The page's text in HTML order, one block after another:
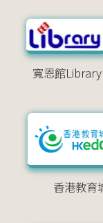
寬恩館Library
香港教育